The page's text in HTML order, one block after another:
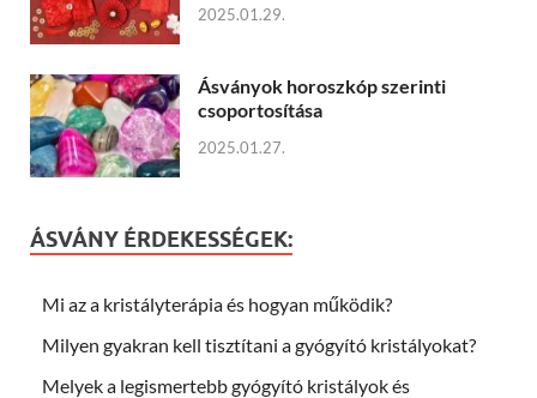
2025.01.29.
Ásványok horoszkóp szerinti
csoportosítása
2025.01.27.
ÁSVÁNY ÉRDEKESSÉGEK:
Mi az a kristályterápia és hogyan működik?
Milyen gyakran kell tisztítani a gyógyító kristályokat?
Melyek a legismertebb gyógyító kristályok és